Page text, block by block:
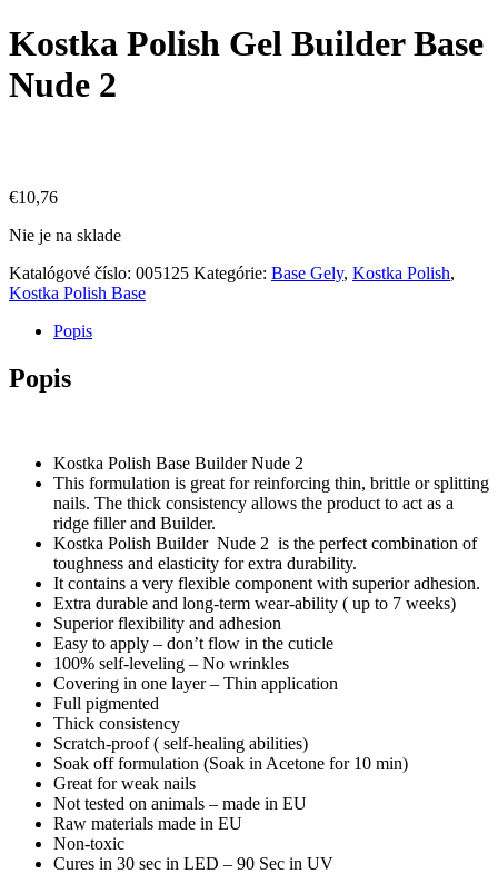
Kostka Polish Gel Builder Base
Nude 2
€10,76
Nie je na sklade
Katalógové číslo: 005125 Kategórie: Base Gely, Kostka Polish,
Kostka Polish Base
Popis
Popis
Kostka Polish Base Builder Nude 2
This formulation is great for reinforcing thin, brittle or splitting
nails. The thick consistency allows the product to act as a
ridge filler and Builder.
Kostka Polish Builder Nude 2 is the perfect combination of
toughness and elasticity for extra durability.
It contains a very flexible component with superior adhesion.
Extra durable and long-term wear-ability ( up to 7 weeks)
Superior flexibility and adhesion
Easy to apply – don’t flow in the cuticle
100% self-leveling – No wrinkles
Covering in one layer – Thin application
Full pigmented
Thick consistency
Scratch-proof ( self-healing abilities)
Soak off formulation (Soak in Acetone for 10 min)
Great for weak nails
Not tested on animals – made in EU
Raw materials made in EU
Non-toxic
Cures in 30 sec in LED – 90 Sec in UV